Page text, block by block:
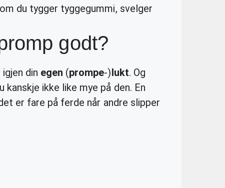
du tygger tyggegummi, svelger
godt?
din egen (prompe-)lukt. Og
ikke like mye på den. En
er fare på ferde når andre slipper